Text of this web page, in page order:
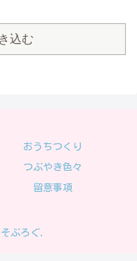
込む
おうちつくり
つぶやき色々
留意事項
ぶろぐ.